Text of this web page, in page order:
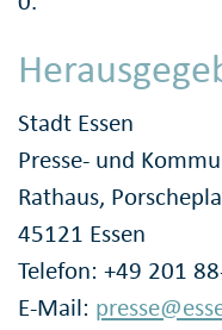
Stadt Essen
Presse- und
Rathaus,
45121 Essen
Telefon: +49 201
E-Mail: